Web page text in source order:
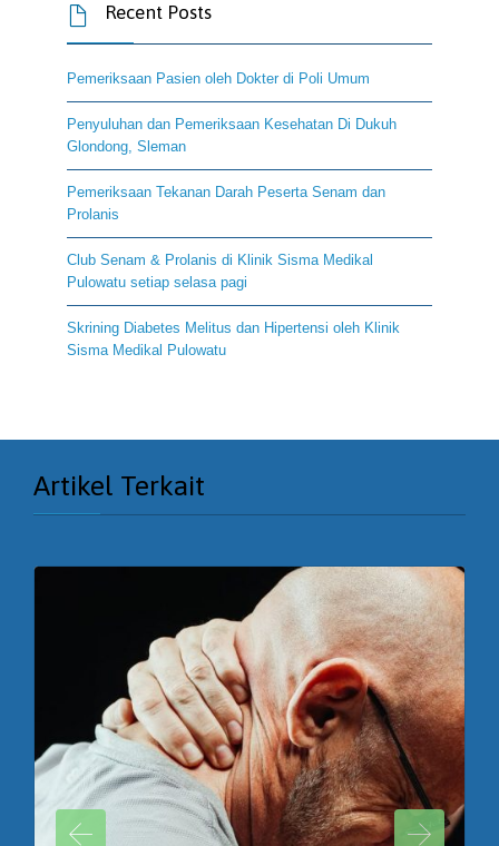
 Recent Posts
Pemeriksaan Pasien oleh Dokter di Poli Umum
Penyuluhan dan Pemeriksaan Kesehatan Di Dukuh
Glondong, Sleman
Pemeriksaan Tekanan Darah Peserta Senam dan
Prolanis
Club Senam & Prolanis di Klinik Sisma Medikal
Pulowatu setiap selasa pagi
Skrining Diabetes Melitus dan Hipertensi oleh Klinik
Sisma Medikal Pulowatu
Artikel Terkait